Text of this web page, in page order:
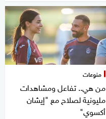
منوعات
من هي.. تفاعل ومشاهدات
مليونية لصلاح مع "إيشان
أكسوي"